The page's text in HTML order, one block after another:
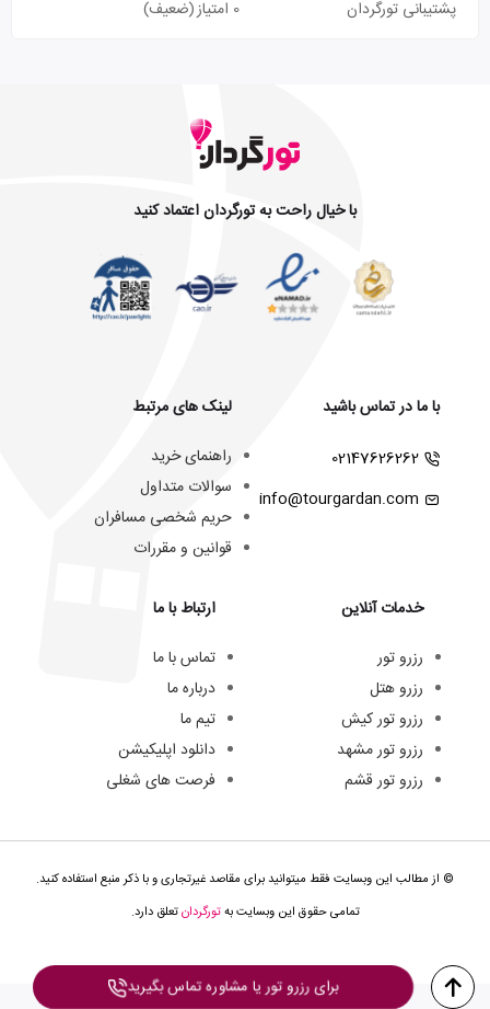
پشتیبانی تورگردان
0 امتیاز (ضعیف)
برای رزرو تور یا مشاوره تماس بگیرید
با خیال راحت به تورگردان اعتماد کنید
با ما در تماس باشید
02147626262
info@tourgardan.com
خدمات آنلاین
رزرو تور
رزرو هتل
رزرو تور کیش
رزرو تور مشهد
رزرو تور قشم
لینک های مرتبط
راهنمای خرید
سوالات متداول
حریم شخصی مسافران
قوانین و مقررات
ارتباط با ما
تماس با ما
درباره ما
تیم ما
دانلود اپلیکیشن
فرصت های شغلی
© از مطالب این وبسایت فقط میتوانید برای مقاصد غیرتجاری و با ذکر منبع استفاده کنید.
تمامی حقوق این وبسایت بهتورگردانتعلق دارد.